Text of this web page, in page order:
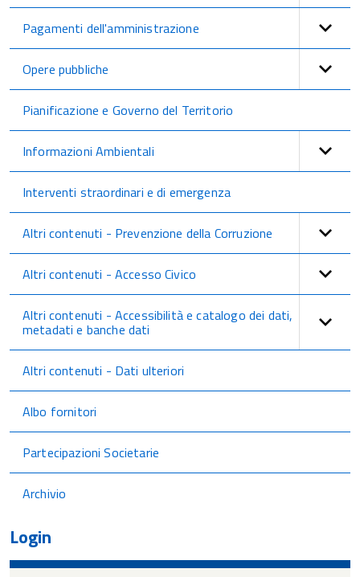
Pagamenti dell'amministrazione
Opere pubbliche
Pianificazione e Governo del Territorio
Informazioni Ambientali
Interventi straordinari e di emergenza
Altri contenuti - Prevenzione della Corruzione
Altri contenuti - Accesso Civico
Altri contenuti - Accessibilità e catalogo dei dati,
metadati e banche dati
Altri contenuti - Dati ulteriori
Albo fornitori
Partecipazioni Societarie
Archivio
Login